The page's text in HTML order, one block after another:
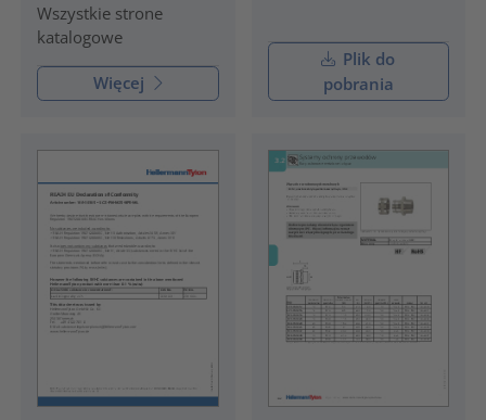
Wszystkie strone
katalogowe
Więcej
Plik do
pobrania